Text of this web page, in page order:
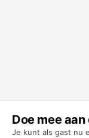
Doe mee
Je kunt als gast nu